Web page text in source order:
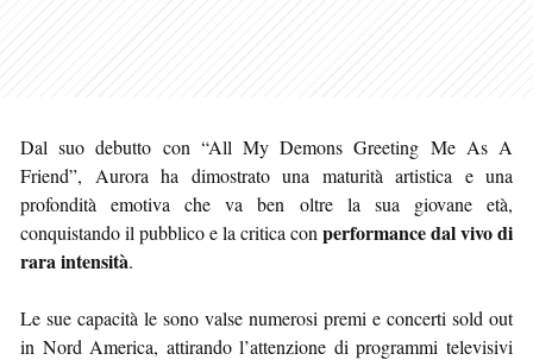
Dal suo debutto con “All My Demons Greeting Me As A
Friend”, Aurora ha dimostrato una maturità artistica e una
profondità emotiva che va ben oltre la sua giovane età,
conquistando il pubblico e la critica con performance dal vivo di
rara intensità.
Le sue capacità le sono valse numerosi premi e concerti sold out
in Nord America, attirando l’attenzione di programmi televisivi